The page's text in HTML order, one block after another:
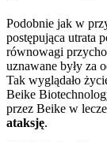
Podobnie jak w
postępująca utrata
równowagi
uznawane były za
Tak wyglądało
Beike
przez Beike w
ataksję.